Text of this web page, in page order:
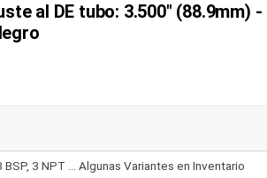
al DE tubo: 3.500" (88.9mm) -